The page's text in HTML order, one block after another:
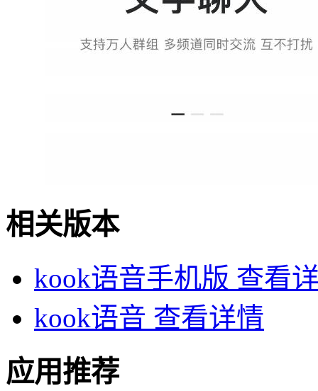
相关版本
kook语音手机版 查看
kook语音 查看详情
应用推荐